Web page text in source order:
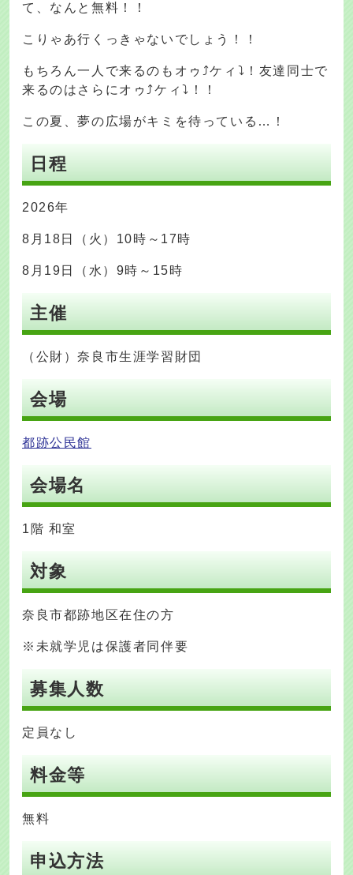
て、なんと無料！！
こりゃあ行くっきゃないでしょう！！
もちろん一人で来るのもオゥ⤴ケィ⤵！友達同士で
来るのはさらにオゥ⤴ケィ⤵！！
この夏、夢の広場がキミを待っている…！
日程
2026年
8月18日（火）10時～17時
8月19日（水）9時～15時
主催
（公財）奈良市生涯学習財団
会場
都跡公民館
会場名
1階 和室
対象
奈良市都跡地区在住の方
※未就学児は保護者同伴要
募集人数
定員なし
料金等
無料
申込方法